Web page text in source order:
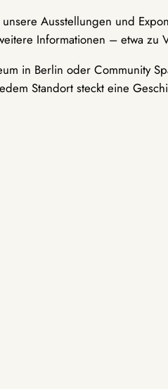
Ausstellungen und
Informationen – etwa
in Berlin oder Community
Standort steckt eine